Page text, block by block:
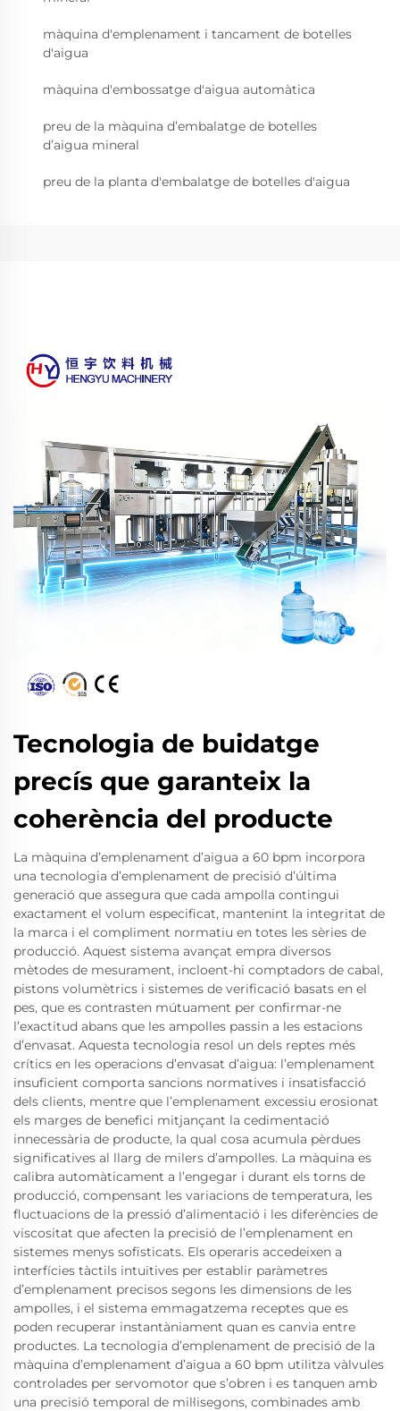
màquina d'emplenament i tancament de botelles
d'aigua
màquina d'embossatge d'aigua automàtica
preu de la màquina d’embalatge de botelles
d’aigua mineral
preu de la planta d'embalatge de botelles d'aigua
Tecnologia de buidatge
precís que garanteix la
coherència del producte
La màquina d’emplenament d’aigua a 60 bpm incorpora
una tecnologia d’emplenament de precisió d’última
generació que assegura que cada ampolla contingui
exactament el volum especificat, mantenint la integritat de
la marca i el compliment normatiu en totes les sèries de
producció. Aquest sistema avançat empra diversos
mètodes de mesurament, incloent-hi comptadors de cabal,
pistons volumètrics i sistemes de verificació basats en el
pes, que es contrasten mútuament per confirmar-ne
l’exactitud abans que les ampolles passin a les estacions
d’envasat. Aquesta tecnologia resol un dels reptes més
crítics en les operacions d’envasat d’aigua: l’emplenament
insuficient comporta sancions normatives i insatisfacció
dels clients, mentre que l’emplenament excessiu erosionat
els marges de benefici mitjançant la cedimentació
innecessària de producte, la qual cosa acumula pèrdues
significatives al llarg de milers d’ampolles. La màquina es
calibra automàticament a l’engegar i durant els torns de
producció, compensant les variacions de temperatura, les
fluctuacions de la pressió d’alimentació i les diferències de
viscositat que afecten la precisió de l’emplenament en
sistemes menys sofisticats. Els operaris accedeixen a
interfícies tàctils intuïtives per establir paràmetres
d’emplenament precisos segons les dimensions de les
ampolles, i el sistema emmagatzema receptes que es
poden recuperar instantàniament quan es canvia entre
productes. La tecnologia d’emplenament de precisió de la
màquina d’emplenament d’aigua a 60 bpm utilitza vàlvules
controlades per servomotor que s’obren i es tanquen amb
una precisió temporal de mil·lisegons, combinades amb